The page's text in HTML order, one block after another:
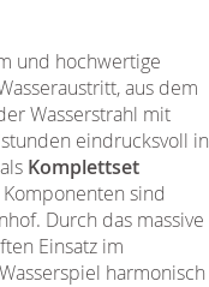
und hochwertige
aus dem
Wasserstrahl mit
eindrucksvoll in
Komplettset
sind
Durch das massive
Einsatz im
harmonisch